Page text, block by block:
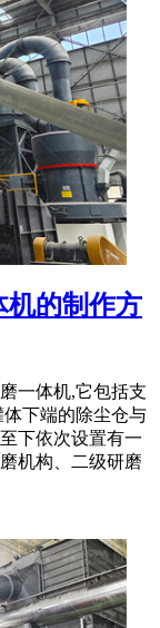
机的制作方
一体机,它包括支
下端的除尘仓与
下依次设置有一
机构、二级研磨